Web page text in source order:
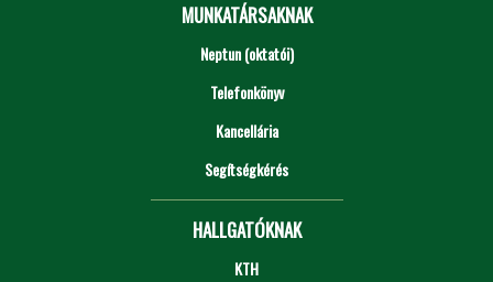
MUNKATÁRSAKNAK
Neptun (oktatói)
Telefonkönyv
Kancellária
Segítségkérés
HALLGATÓKNAK
KTH